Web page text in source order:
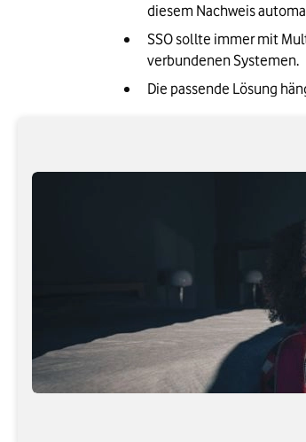
diesem Nachweis
SSO sollte immer mit
verbundenen Systemen.
Die passende Lösung